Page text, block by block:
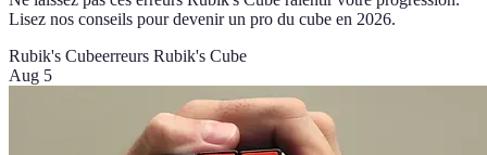
Lisez nos conseils pour devenir un pro du cube en 2026.
Rubik's Cubeerreurs Rubik's Cube
Aug 5